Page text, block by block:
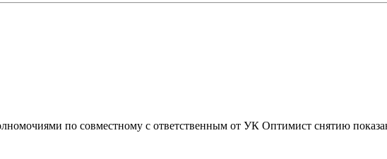
по совместному с ответственным от УК Оптимист снятию